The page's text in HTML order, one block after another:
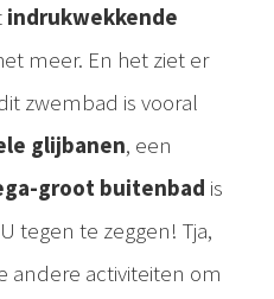
indrukwekkende
meer. En het ziet er
zwembad is vooral
glijbanen, een
groot buitenbad is
tegen te zeggen! Tja,
andere activiteiten om